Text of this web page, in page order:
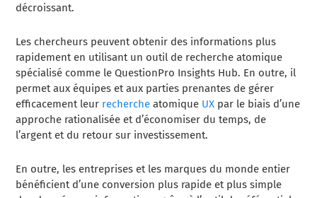
décroissant.
Les chercheurs peuvent obtenir des informations plus
rapidement en utilisant un outil de recherche atomique
spécialisé comme le QuestionPro Insights Hub. En outre, il
permet aux équipes et aux parties prenantes de gérer
efficacement leur recherche atomique UX par le biais d’une
approche rationalisée et d’économiser du temps, de
l’argent et du retour sur investissement.
En outre, les entreprises et les marques du monde entier
bénéficient d’une conversion plus rapide et plus simple